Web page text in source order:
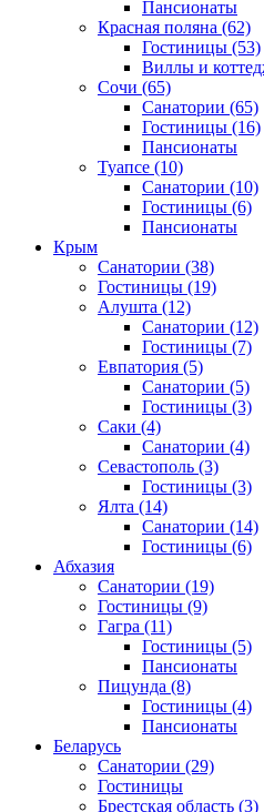
Пансионаты
Красная поляна (62)
Гостиницы (53)
Виллы и
Сочи (65)
Санатории (65)
Гостиницы (16)
Пансионаты
Туапсе (10)
Санатории (10)
Гостиницы (6)
Пансионаты
Крым
Санатории (38)
Гостиницы (19)
Алушта (12)
Санатории (12)
Гостиницы (7)
Евпатория (5)
Санатории (5)
Гостиницы (3)
Саки (4)
Санатории (4)
Севастополь (3)
Гостиницы (3)
Ялта (14)
Санатории (14)
Гостиницы (6)
Абхазия
Санатории (19)
Гостиницы (9)
Гагра (11)
Гостиницы (5)
Пансионаты
Пицунда (8)
Гостиницы (4)
Пансионаты
Беларусь
Санатории (29)
Гостиницы
Брестская область (3)